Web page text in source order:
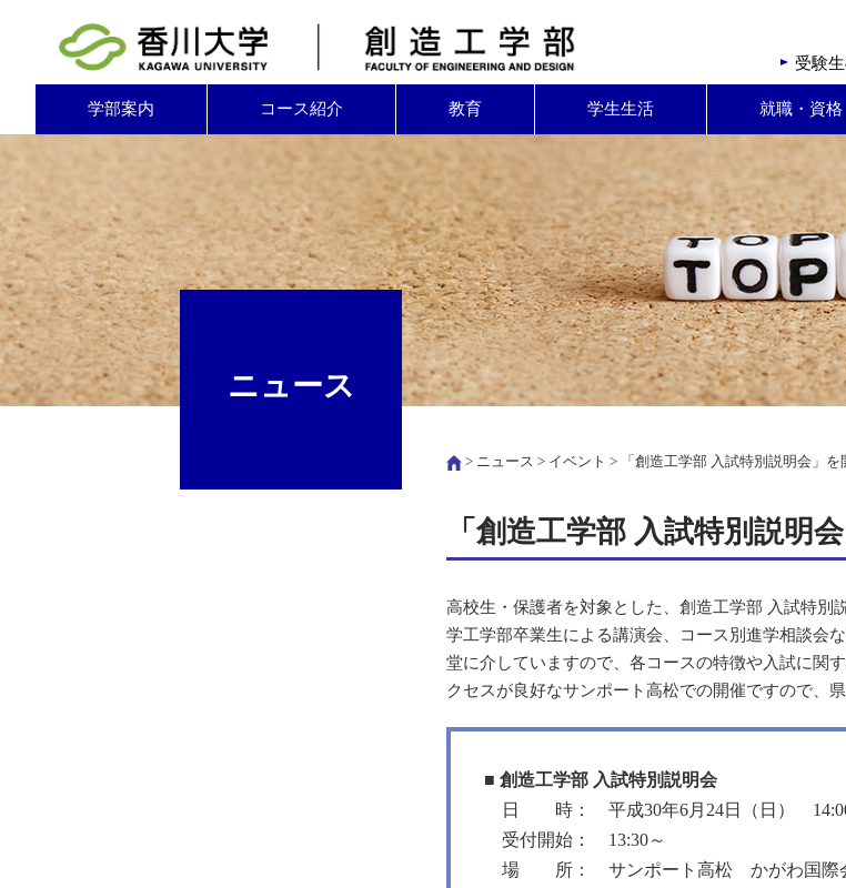
受験
学部案内 コース紹介 教育 学生生活 就職・資格
ニュース
> ニュース > イベント > 「創造工学部 入試特別説明会」を
「創造工学部 入試特別説明
高校生・保護者を対象とした、創造工学部 入試特別
学工学部卒業生による講演会、コース別進学相談会
堂に介していますので、各コースの特徴や入試に関
クセスが良好なサンポート高松での開催ですので、
■ 創造工学部 入試特別説明会
日 時： 平成30年6月24日（日） 14:00
受付開始： 13:30～
場 所： サンポート高松 かがわ国際